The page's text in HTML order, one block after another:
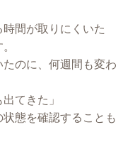
間が取りにくいた
たのに、何週間も変わ
てきた」
態を確認することも